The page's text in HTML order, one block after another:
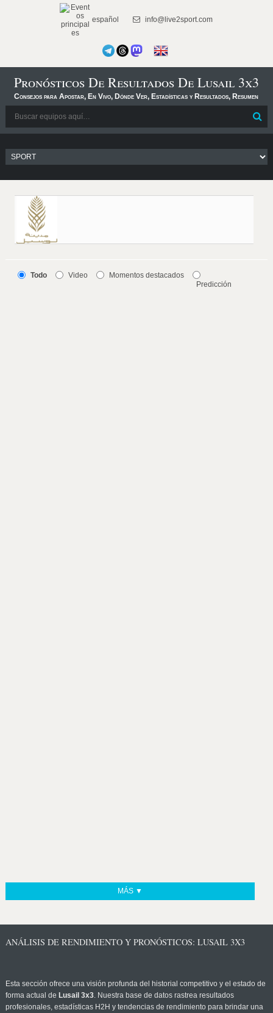
español info@live2sport.com
Pronósticos De Resultados De Lusail 3x3
Consejos para Apostar, En Vivo, Dónde Ver, Estadísticas y Resultados, Resumen
Todo Video
Momentos destacados
Predicción
MÁS ▼
ANÁLISIS DE RENDIMIENTO Y PRONÓSTICOS: LUSAIL 3X3
Esta sección ofrece una visión profunda del historial competitivo y el estado de
forma actual de Lusail 3x3. Nuestra base de datos rastrea resultados
profesionales, estadísticas H2H y tendencias de rendimiento para brindar una